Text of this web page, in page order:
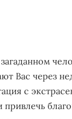
загаданном
Вас через
с